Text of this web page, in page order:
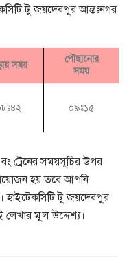
টু জয়দেবপুর আন্তঃনগর
সময়
পৌছানোর
সময়
০৯ঃ১৫
ট্রেনের সময়সূচির উপর
হয় তবে আপনি
হাইটেকসিটি টু জয়দেবপুর
লেখার মুল উদ্দেশ্য।